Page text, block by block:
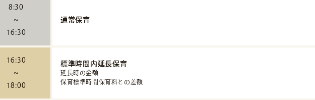
8:30
~
16:30
通常保育
16:30
~
18:00
標準時間内延長保育
延長時の金額
保育標準時間保育料との差額